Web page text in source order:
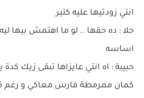
انتي زودتيها عليه كتير
حلا : ده حقها .. لو ما اهتمش بيها
اساسه
حبيبة : اه انتي عايزاها تبقى زيك كدة
كمان ممرمطة فارس معاكي و رغم